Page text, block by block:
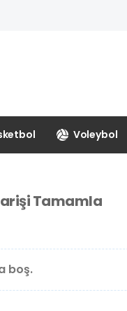
Voleybol
Tamamla
boş.